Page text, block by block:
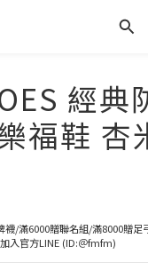
經典
福鞋 杏
襪/滿6000贈聯名組/滿8000贈足
入官方LINE (ID:＠fmfm)